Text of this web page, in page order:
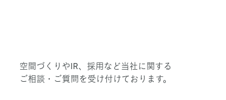
空間づくりやIR、採用など当社に関する
ご相談・ご質問を受け付けております。